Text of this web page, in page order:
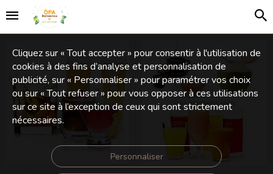
Cliquez sur « Tout accepter » pour consentir à l'utilisation de
cookies à des fins d’analyse et personnalisation de
publicité, sur « Personnaliser » pour paramétrer vos choix
ou sur « Tout refuser » pour vous opposer à ces utilisations
sur ce site à l’exception de ceux qui sont strictement
nécessaires.
Personnaliser